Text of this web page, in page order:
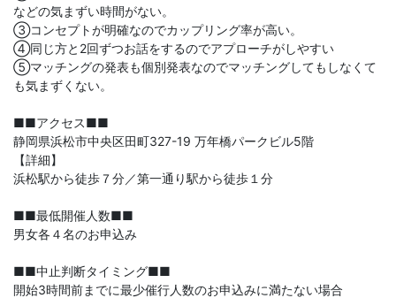
などの気まずい時間がない。
③コンセプトが明確なのでカップリング率が高い。
④同じ方と2回ずつお話をするのでアプローチがしやすい
⑤マッチングの発表も個別発表なのでマッチングしてもしなくて
も気まずくない。
■■アクセス■■
静岡県浜松市中央区田町327-19 万年橋パークビル5階
【詳細】
浜松駅から徒歩７分／第一通り駅から徒歩１分
■■最低開催人数■■
男女各４名のお申込み
■■中止判断タイミング■■
開始3時間前までに最少催行人数のお申込みに満たない場合